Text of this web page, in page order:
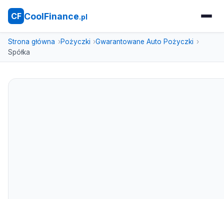
CF CoolFinance.pl
Strona główna Pożyczki
Gwarantowane Auto Pożyczki
Spółka